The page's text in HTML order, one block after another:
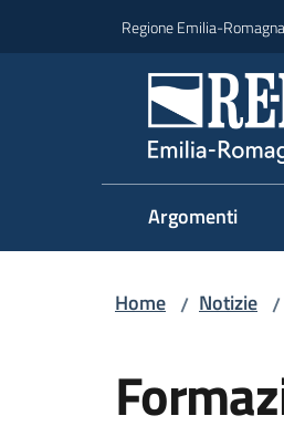
Regione Emilia-Romagna
Argomenti
Home / Notizie /